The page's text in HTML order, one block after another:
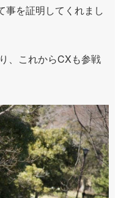
事を証明してくれまし
、これからCXも参戦